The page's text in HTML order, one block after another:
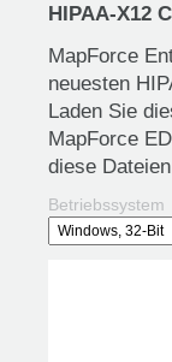
HIPAA-X12
MapForce
neuesten
Laden Sie
MapForce
diese
Betriebssystem